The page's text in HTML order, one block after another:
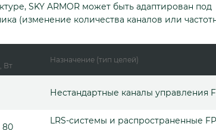
SKY ARMOR может быть адаптирован под
(изменение количества каналов или
Вт
Назначение (тип целей)
Нестандартные каналы управления
80
LRS-системы и распространенные